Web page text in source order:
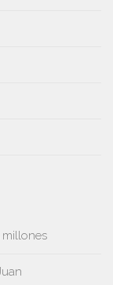
millones